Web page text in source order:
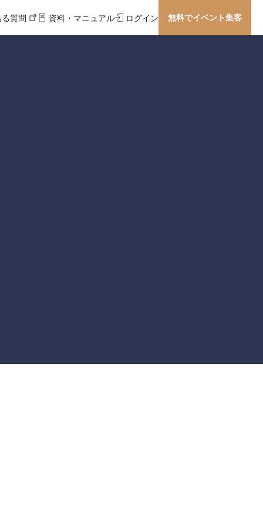
る質問 資料・マニュアル ログイン 無料でイベント集客